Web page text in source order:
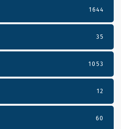
1644
35
1053
12
60